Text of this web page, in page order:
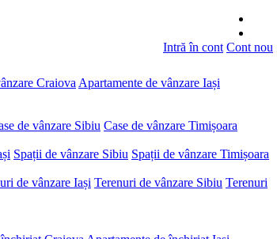
Intră în cont Cont nou
Craiova Apartamente de vânzare Iași
de vânzare Sibiu Case de vânzare Timișoara
Spații de vânzare Sibiu Spații de vânzare Timișoara
de vânzare Iași Terenuri de vânzare Sibiu Terenuri